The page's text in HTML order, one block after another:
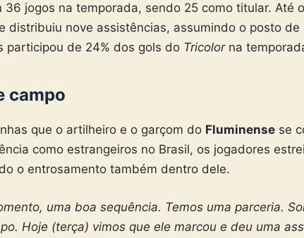
36 jogos na temporada, sendo 25 como titular. Até
distribuiu nove assistências, assumindo o posto de
participou de 24% dos gols do Tricolorna
campo
que o artilheiro e o garçom do Fluminense se
como estrangeiros no Brasil, os jogadores
o entrosamento também dentro dele.
uma boa sequência. Temos uma parceria.
Hoje (terça) vimos que ele marcou e deu uma